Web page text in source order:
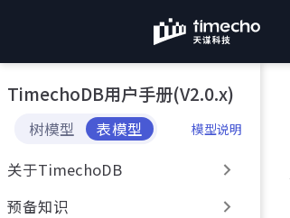
主
內
TimechoDB用户手册(V2.0.x)
树模型 表模型 模型说明
关于TimechoDB
预备知识